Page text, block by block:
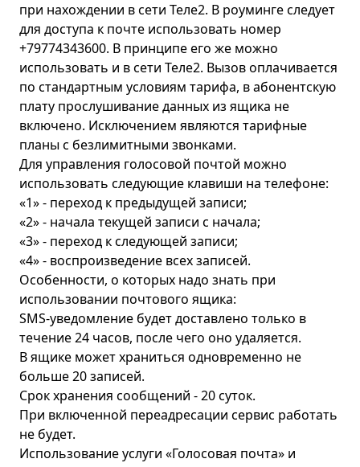
при нахождении в сети Теле2. В роуминге следует
для доступа к почте использовать номер
+79774343600. В принципе его же можно
использовать и в сети Теле2. Вызов оплачивается
по стандартным условиям тарифа, в абонентскую
плату прослушивание данных из ящика не
включено. Исключением являются тарифные
планы с безлимитными звонками.
Для управления голосовой почтой можно
использовать следующие клавиши на телефоне:
«1» - переход к предыдущей записи;
«2» - начала текущей записи с начала;
«3» - переход к следующей записи;
«4» - воспроизведение всех записей.
Особенности, о которых надо знать при
использовании почтового ящика:
SMS-уведомление будет доставлено только в
течение 24 часов, после чего оно удаляется.
В ящике может храниться одновременно не
больше 20 записей.
Срок хранения сообщений - 20 суток.
При включенной переадресации сервис работать
не будет.
Использование услуги «Голосовая почта» и